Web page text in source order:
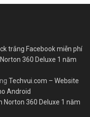
trắng Facebook miễn phí
360 Deluxe 1 năm
Techvui.com – Website
Android
Norton 360 Deluxe 1 năm